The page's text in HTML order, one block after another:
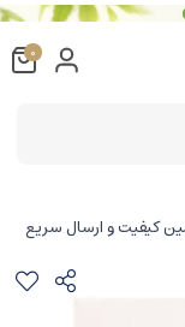
کیفیت و ارسال سریع
0